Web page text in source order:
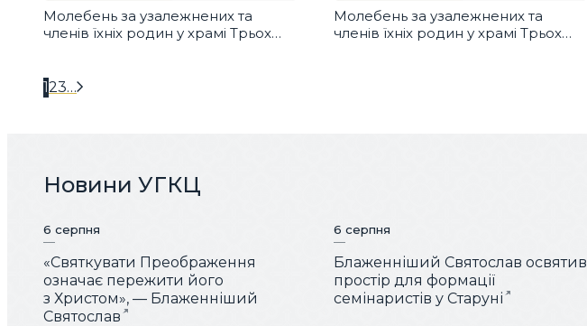
Молебень за узалежнених та
членів їхніх родин у храмі Трьох
Молебень за узалежнених та
членів їхніх родин у храмі Трьох
123…
Новини УГКЦ
6 серпня
«Святкувати Преображення
означає пережити його
з Христом», — Блаженніший
Святослав
6 серпня
Блаженніший Святослав освятив
простір для формації
семінаристів у Старуні